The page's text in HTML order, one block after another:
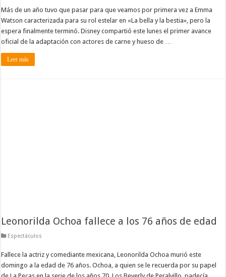
Más de un año tuvo que pasar para que veamos por primera vez a Emma
Watson caracterizada para su rol estelar en «La bella y la bestia», pero la
espera finalmente terminó. Disney compartió este lunes el primer avance
oficial de la adaptación con actores de carne y hueso de …
Leer más
Leonorilda Ochoa fallece a los 76 años de edad
Espectáculos
Fallece la actriz y comediante mexicana, Leonorilda Ochoa murió este
domingo a la edad de 76 años. Ochoa, a quien se le recuerda por su papel